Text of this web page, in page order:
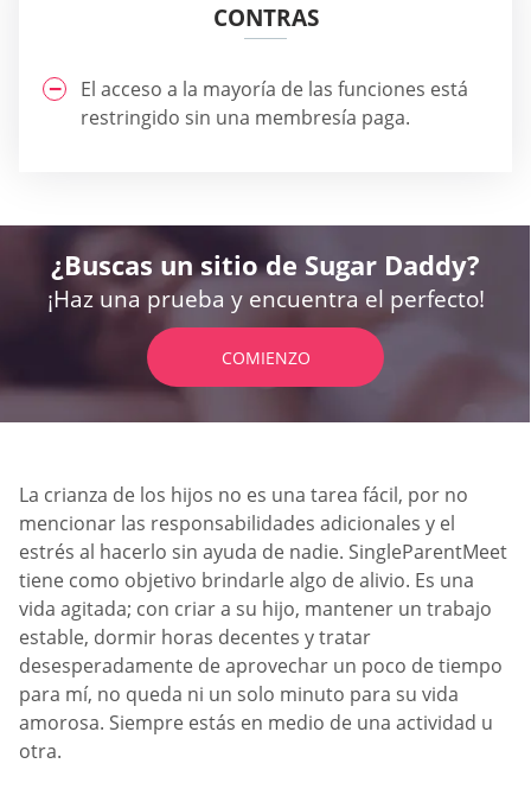
CONTRAS
El acceso a la mayoría de las funciones está
restringido sin una membresía paga.
¿Buscas un sitio de Sugar Daddy?
¡Haz una prueba y encuentra el perfecto!
COMIENZO
La crianza de los hijos no es una tarea fácil, por no
mencionar las responsabilidades adicionales y el
estrés al hacerlo sin ayuda de nadie. SingleParentMeet
tiene como objetivo brindarle algo de alivio. Es una
vida agitada; con criar a su hijo, mantener un trabajo
estable, dormir horas decentes y tratar
desesperadamente de aprovechar un poco de tiempo
para mí, no queda ni un solo minuto para su vida
amorosa. Siempre estás en medio de una actividad u
otra.